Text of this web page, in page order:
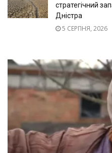
стратегічний
Дністра
5 СЕРПНЯ, 2026